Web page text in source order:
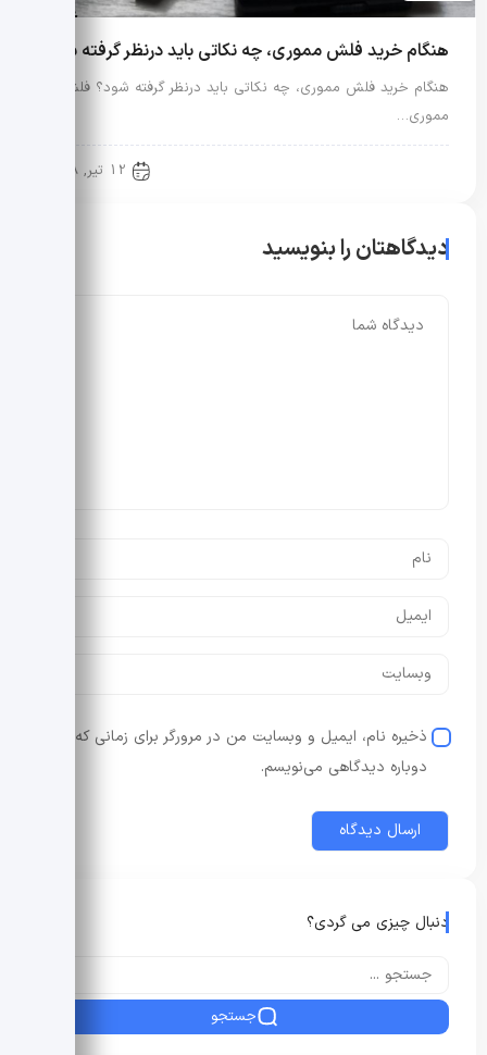
هنگام خرید فلش مموری، چه نکاتی باید درنظر گرفته شود؟
هنگام خرید فلش مموری، چه نکاتی باید درنظر گرفته شود؟ فلش
مموری…
12 تیر, 1398
دیدگاهتان را بنویسید
ذخیره نام، ایمیل و وبسایت من در مرورگر برای زمانی که
دوباره دیدگاهی می‌نویسم.
دنبال چیزی می گردی؟
جستجو